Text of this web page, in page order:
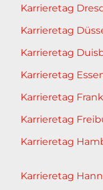
Karrieretag
Karrieretag
Karrieretag
Karrieretag
Karrieretag
Karrieretag
Karrieretag
Karrieretag